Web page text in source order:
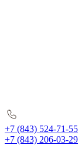
+7 (843) 524-71-55
+7 (843) 206-03-29